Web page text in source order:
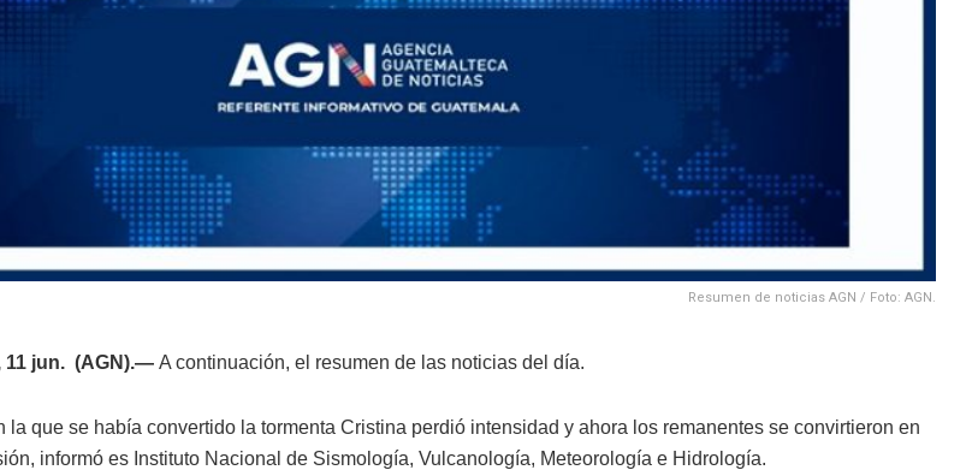
Resumen de noticias AGN / Foto: AGN.
11 jun. (AGN).— A continuación, el resumen de las noticias del día.
la que se había convertido la tormenta Cristina perdió intensidad y ahora los remanentes se convirtieron en
informó es Instituto Nacional de Sismología, Vulcanología, Meteorología e Hidrología.